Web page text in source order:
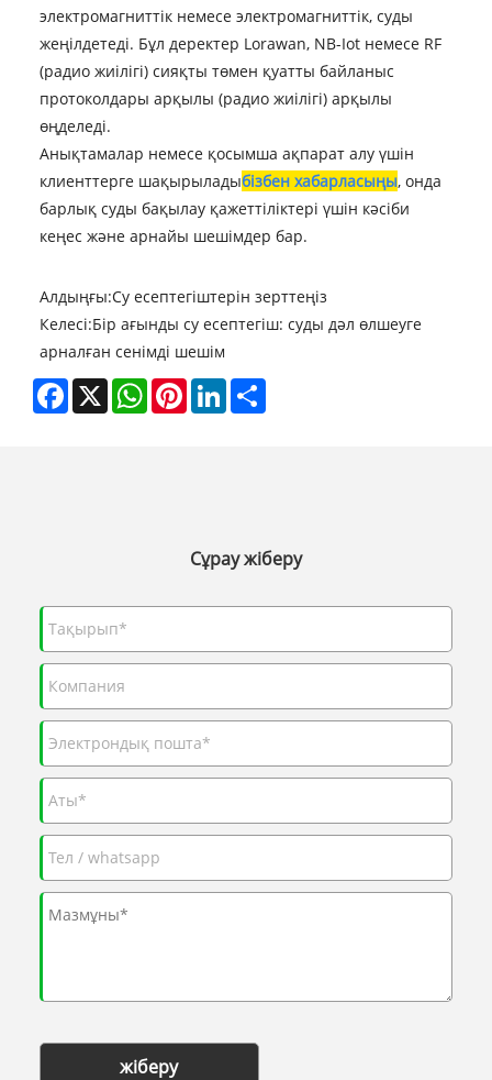
электромагниттік немесе электромагниттік, суды
жеңілдетеді. Бұл деректер Lorawan, NB-Iot немесе RF
(радио жиілігі) сияқты төмен қуатты байланыс
протоколдары арқылы (радио жиілігі) арқылы
өңделеді.
Анықтамалар немесе қосымша ақпарат алу үшін
клиенттерге шақырыладыбізбен хабарласыңы, онда
барлық суды бақылау қажеттіліктері үшін кәсіби
кеңес және арнайы шешімдер бар.
Алдыңғы:Су есептегіштерін зерттеңіз
Келесі:Бір ағынды су есептегіш: суды дәл өлшеуге
арналған сенімді шешім
Facebook
X WhatsAppPinterestLinkedInShare
Сұрау жіберу
жіберу